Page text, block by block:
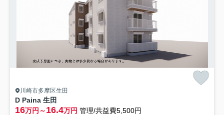
川崎市多摩区生田
D Paina 生田
16万円～16.4万円 管理/共益費5,500円